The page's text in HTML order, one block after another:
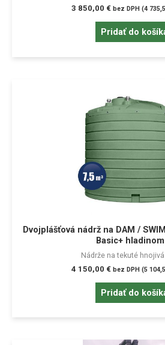
3 850,00 € bez DPH (4
Pridať do
Dvojplášťová nádrž na DAM /
Basic+
Nádrže na tekuté
4 150,00 € bez DPH (5
Pridať do